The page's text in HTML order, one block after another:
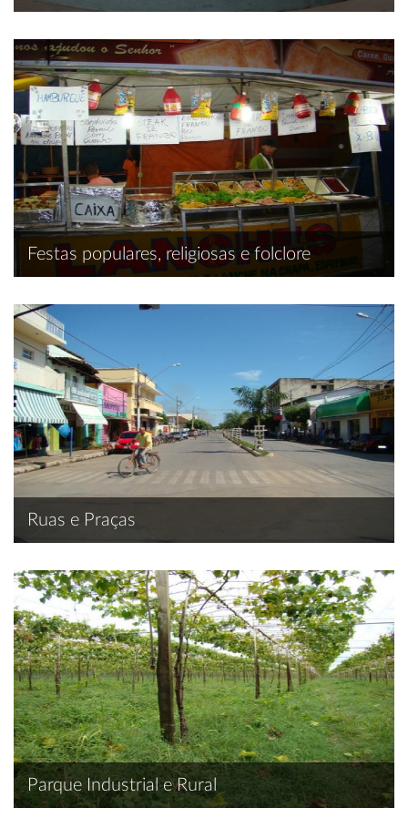
Festas populares, religiosas e folclore
Ruas e Praças
Parque Industrial e Rural